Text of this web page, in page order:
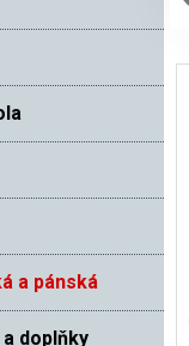
a pánská
doplňky